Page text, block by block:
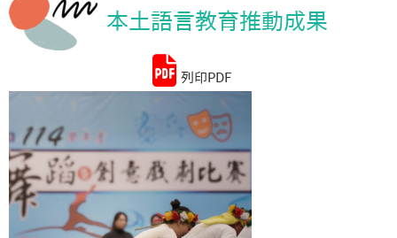
計資料
本土語言教育推動成果
列印PDF